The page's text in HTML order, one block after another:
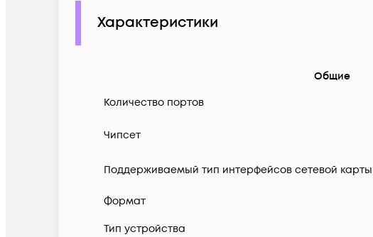
Характеристики
Общие
Количество портов
Чипсет
Поддерживаемый тип интерфейсов сетевой карты
Формат
Тип устройства